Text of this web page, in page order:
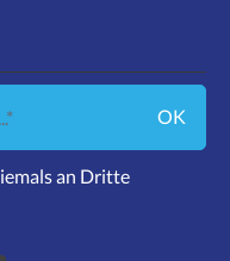
OK
an Dritte